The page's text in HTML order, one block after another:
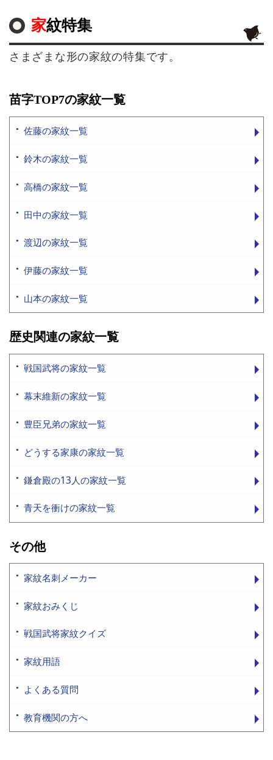
家紋特集
さまざまな形の家紋の特集です。
苗字TOP7の家紋一覧
佐藤の家紋一覧
鈴木の家紋一覧
高橋の家紋一覧
田中の家紋一覧
渡辺の家紋一覧
伊藤の家紋一覧
山本の家紋一覧
歴史関連の家紋一覧
戦国武将の家紋一覧
幕末維新の家紋一覧
豊臣兄弟の家紋一覧
どうする家康の家紋一覧
鎌倉殿の13人の家紋一覧
青天を衝けの家紋一覧
その他
家紋名刺メーカー
家紋おみくじ
戦国武将家紋クイズ
家紋用語
よくある質問
教育機関の方へ